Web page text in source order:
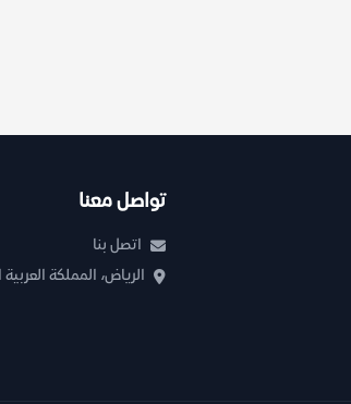
تواصل معنا
اتصل بنا
الرياض، المملكة